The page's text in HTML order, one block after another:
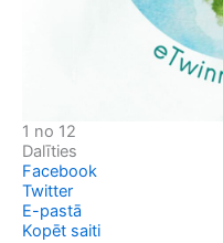
1 no 12
Dalīties
Facebook
Twitter
E-pastā
Kopēt saiti